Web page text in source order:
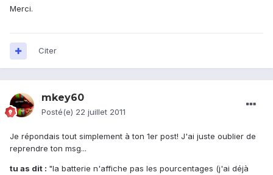
Merci.
Citer
mkey60
Posté(e) 22 juillet 2011
Je répondais tout simplement à ton 1er post! J'ai juste oublier de
reprendre ton msg...
tu as dit : "la batterie n'affiche pas les pourcentages (j'ai déjà